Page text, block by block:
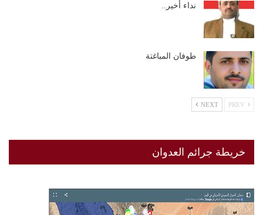
نداء أخير..
طوفان المباغتة
NEXT
خريطة جرائم العدوان